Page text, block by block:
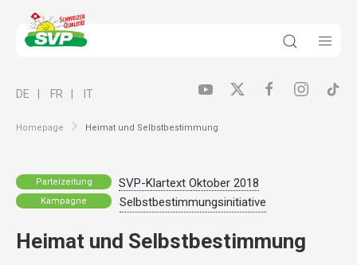
Homepage Heimat und Selbstbestimmung
DE FR IT
Parteizeitung SVP-Klartext Oktober 2018
Kampagne Selbstbestimmungsinitiative
Heimat und Selbstbestimmung